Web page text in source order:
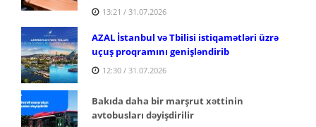
13:21 / 31.07.2026
AZAL İstanbul və Tbilisi istiqamətləri üzrə
uçuş proqramını genişləndirib
12:30 / 31.07.2026
Bakıda daha bir marşrut xəttinin
avtobusları dəyişdirilir